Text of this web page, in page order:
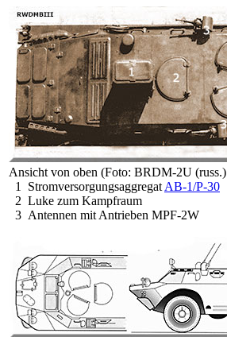
Ansicht von oben (Foto: BRDM-2U (russ.)
1 Stromversorgungsaggregat AB-1/P-30
2 Luke zum Kampfraum
3 Antennen mit Antrieben MPF-2W